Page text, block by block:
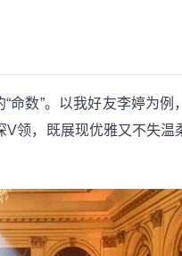
命数”。以我好友李婷为例
领，既展现优雅又不失温